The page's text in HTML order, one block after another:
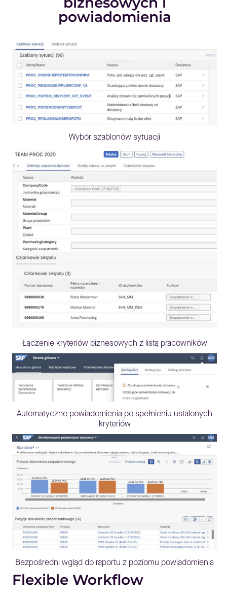
powiadomienia
Wybór szablonów sytuacji
Łączenie kryteriów biznesowych z listą pracowników
Automatyczne powiadomienia po spełnieniu ustalonych
kryteriów
Bezpośredni wgląd do raportu z poziomu powiadomienia
Flexible Workflow